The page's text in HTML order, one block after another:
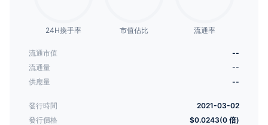
24H換手率 市值佔比 流通率
流通市值
--
流通量
--
供應量
--
發行時間
2021-03-02
發行價格
$0.0243(0 倍)